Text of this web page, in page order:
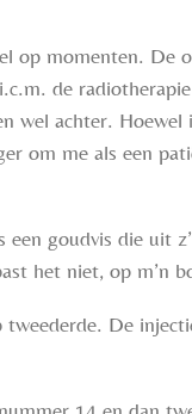
op momenten.
de
wel achter.
om me als een
goudvis die uit
het niet, op m’n
De